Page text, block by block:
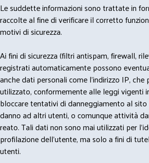
Le suddette informazioni sono trattate in
raccolte al fine di verificare il corretto
motivi di sicurezza.
Ai fini di sicurezza (filtri antispam, firewall,
registrati automaticamente possono
anche dati personali come l'indirizzo IP, che
utilizzato, conformemente alle leggi vigenti
bloccare tentativi di danneggiamento al
danno ad altri utenti, o comunque attività
reato. Tali dati non sono mai utilizzati per
profilazione dell'utente, ma solo a fini di
utenti.